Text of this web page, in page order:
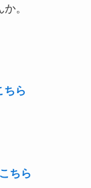
。
ちら
ちら